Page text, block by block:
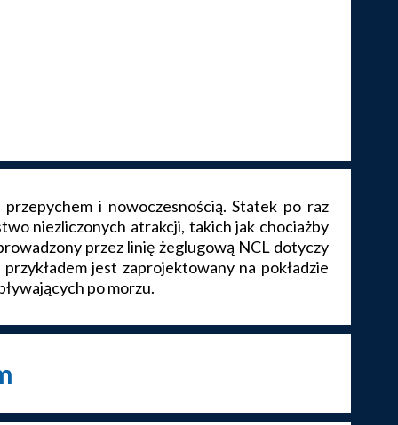
i nowoczesnością. Statek po raz
niezliczonych atrakcji, takich jak chociażby
przez linię żeglugową NCL dotyczy
jest zaprojektowany na pokładzie
po morzu.